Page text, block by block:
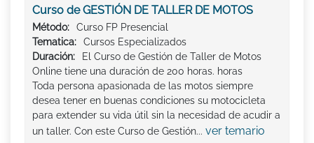
Curso de GESTIÓN DE TALLER DE MOTOS
Método:
Curso FP Presencial
Tematica:
Cursos Especializados
Duración:
El Curso de Gestión de Taller de Motos
Online tiene una duración de 200 horas. horas
Toda persona apasionada de las motos siempre
desea tener en buenas condiciones su motocicleta
para extender su vida útil sin la necesidad de acudir a
un taller. Con este Curso de Gestión... ver temario